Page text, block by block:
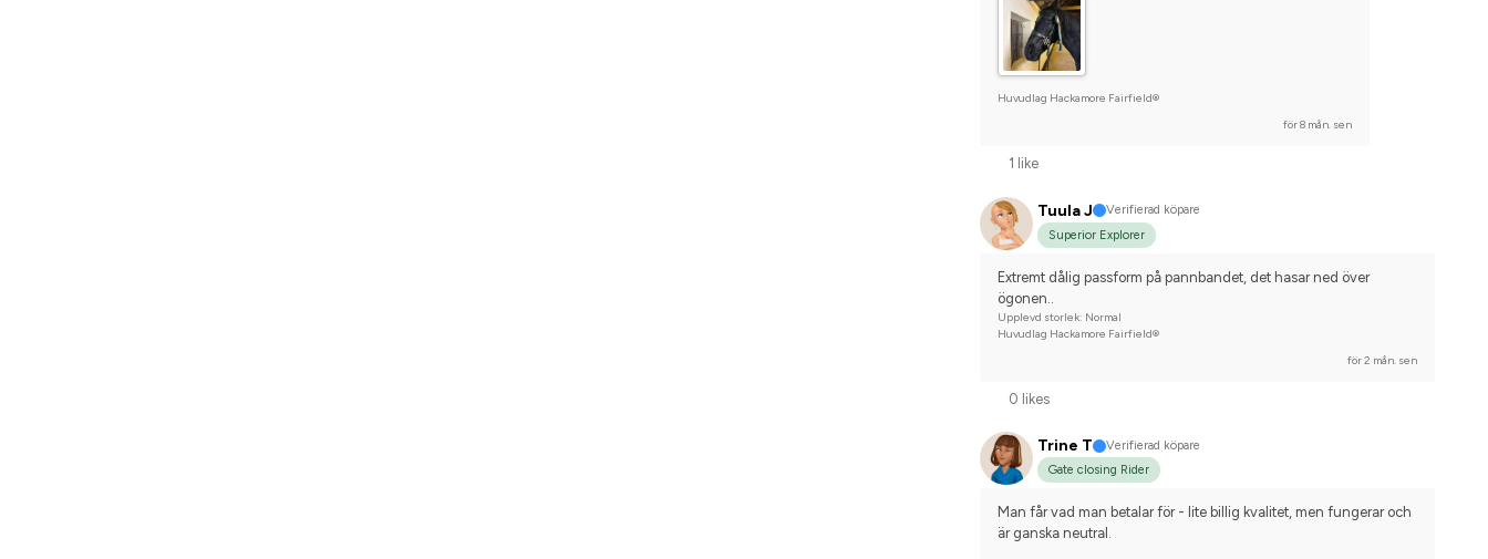
Huvudlag Hackamore Fairfield®
för 8 mån. sen
1 like
Tuula J
Verifierad köpare
Superior Explorer
Extremt dålig passform på pannbandet, det hasar ned över
ögonen..
Upplevd storlek: Normal
Huvudlag Hackamore Fairfield®
för 2 mån. sen
0 likes
Trine T
Verifierad köpare
Gate closing Rider
Man får vad man betalar för - lite billig kvalitet, men fungerar och
är ganska neutral.